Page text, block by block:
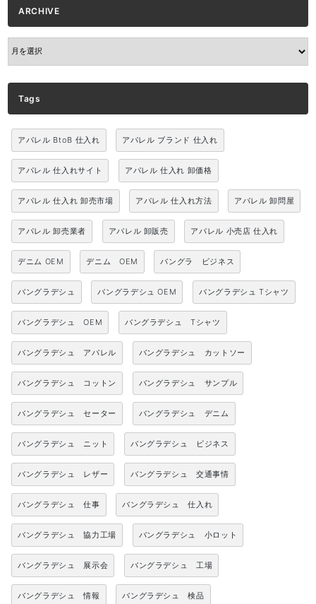
ARCHIVE
ARCHIVE
Tags
アパレル BtoB 仕入れ アパレル ブランド 仕入れ
アパレル 仕入れサイト アパレル 仕入れ 卸価格
アパレル 仕入れ 卸売市場 アパレル 仕入れ方法 アパレル 卸問屋
アパレル 卸売業者 アパレル 卸販売 アパレル 小売店 仕入れ
デニム OEM デニム OEM バングラ ビジネス
バングラデシュ バングラデシュ OEM バングラデシュ Tシャツ
バングラデシュ OEM バングラデシュ Tシャツ
バングラデシュ アパレル バングラデシュ カットソー
バングラデシュ コットン バングラデシュ サンプル
バングラデシュ セーター バングラデシュ デニム
バングラデシュ ニット バングラデシュ ビジネス
バングラデシュ レザー バングラデシュ 交通事情
バングラデシュ 仕事 バングラデシュ 仕入れ
バングラデシュ 協力工場 バングラデシュ 小ロット
バングラデシュ 展示会 バングラデシュ 工場
バングラデシュ 情報 バングラデシュ 検品